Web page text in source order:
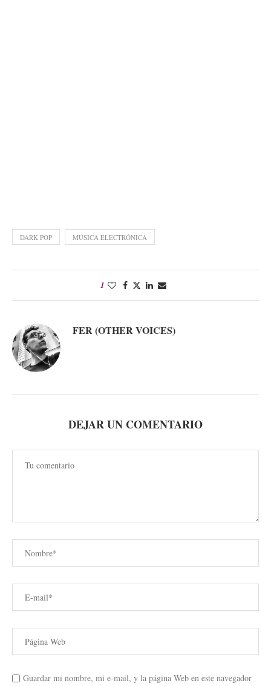
DARK POP MÚSICA ELECTRÓNICA
1
FER (OTHER VOICES)
DEJAR UN COMENTARIO
Guardar mi nombre, mi e-mail, y la página Web en este navegador